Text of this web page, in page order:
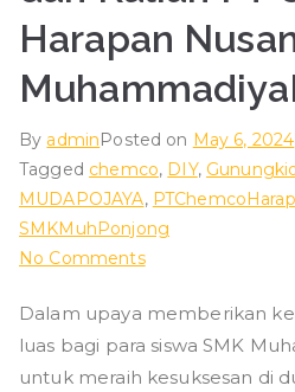
Harapan
By adminPosted on May 6, 2024
Tagged chemco, DIY,
MUDAPOJAYA,
SMKMuhPonjong
No Commentson
Magang
Kerja
dan
Dalam upaya memberikan
luas bagi para siswa SMK
untuk meraih kesuksesan di